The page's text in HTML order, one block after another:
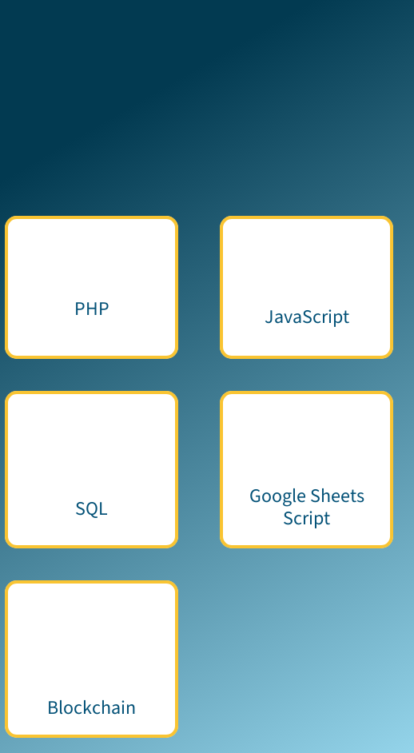
PHP JavaScript
SQL
Google Sheets
Script
Blockchain